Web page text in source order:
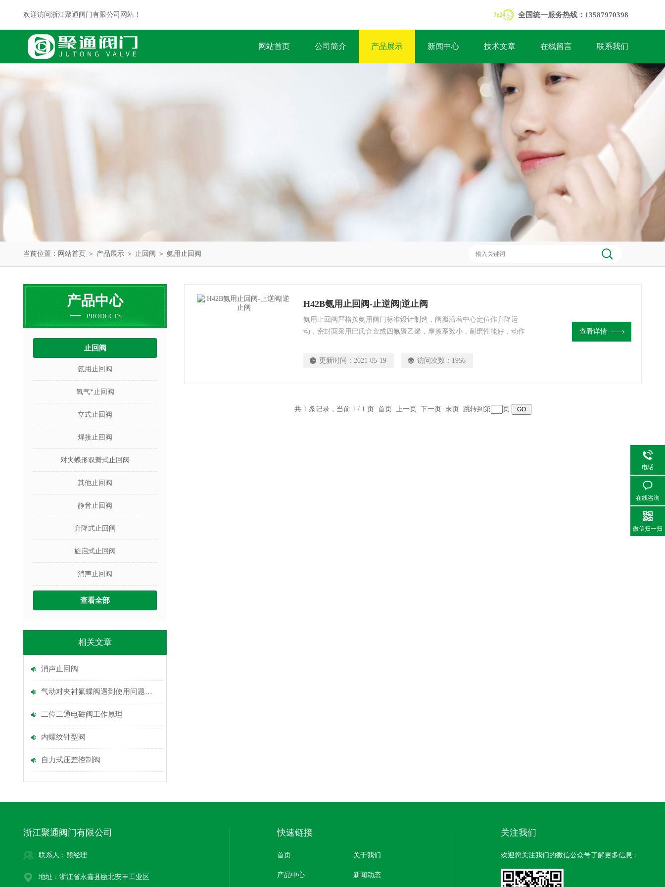
欢迎访问浙江聚通阀门有限公司网站！ 全国统一服务热线：13587970398
网站首页 公司简介 产品展示 新闻中心 技术文章 在线留言 联系我们
当前位置： 网站首页 ＞ 产品展示 ＞ 止回阀 ＞ 氨用止回阀
产品中心
PRODUCTS
止回阀
氨用止回阀
氧气*止回阀
立式止回阀
焊接止回阀
对夹蝶形双瓣式止回阀
其他止回阀
静音止回阀
升降式止回阀
旋启式止回阀
消声止回阀
查看全部
相关文章
消声止回阀
气动对夹衬氟蝶阀遇到使用问题该如何解决
二位二通电磁阀工作原理
内螺纹针型阀
自力式压差控制阀
H42B氨用止回阀-止逆阀|逆止阀
氨用止回阀严格按氨用阀门标准设计制造，阀瓣沿着中心定位作升降运
动，密封面采用巴氏合金或四氟聚乙烯，摩擦系数小，耐磨性能好，动作
更新时间： 2021-05-19 访问次数： 1956
查看详情
共 1 条记录，当前 1 / 1 页 首页 上一页 下一页 末页 跳转到第 页
浙江聚通阀门有限公司
联系人：熊经理
地址：浙江省永嘉县瓯北安丰工业区
快速链接
首页 关于我们
产品中心 新闻动态
关注我们
欢迎您关注我们的微信公众号了解更多信息：
电话
在线咨询
微信扫一扫